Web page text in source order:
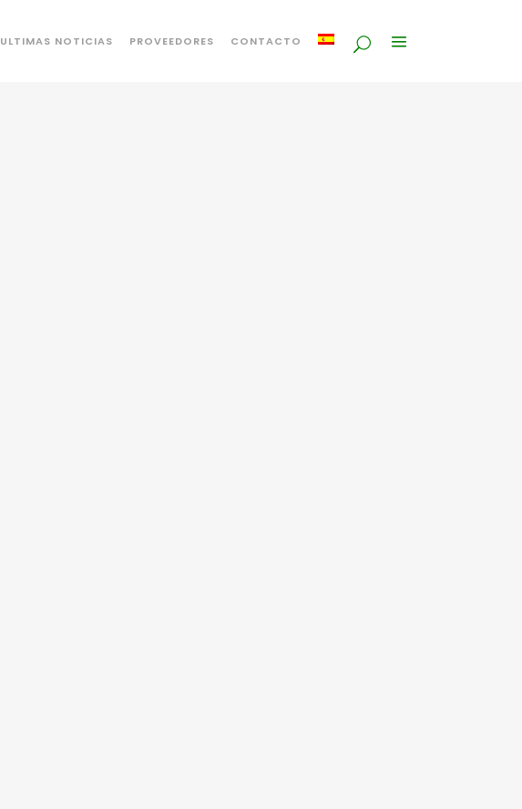
ULTIMAS NOTICIAS PROVEEDORES CONTACTO